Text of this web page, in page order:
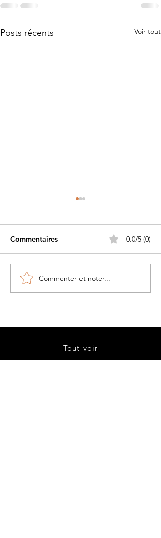
Posts récents Voir tout
Petite histoire du béret
militaire....
Commentaires 0.0/5 (0)
Commenter et noter...
Tout voir